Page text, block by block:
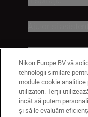
Companie
Nikon Europe BV vă
tehnologii similare
module cookie
utilizatori. Terții
încât să putem
și să le evaluăm